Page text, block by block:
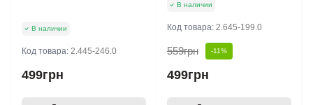
В наличии
Код товара: 2.445-246.0
499грн
В наличии
Код товара: 2.645-199.0
559грн -11%
499грн